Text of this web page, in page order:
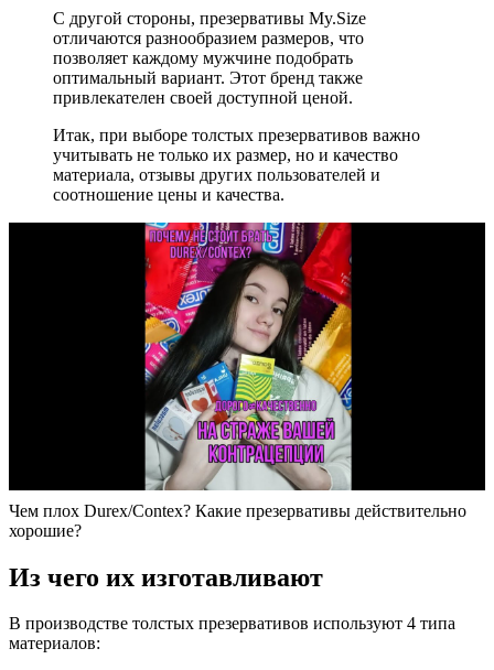
С другой стороны, презервативы My.Size
отличаются разнообразием размеров, что
позволяет каждому мужчине подобрать
оптимальный вариант. Этот бренд также
привлекателен своей доступной ценой.
Итак, при выборе толстых презервативов важно
учитывать не только их размер, но и качество
материала, отзывы других пользователей и
соотношение цены и качества.
Чем плох Durex/Contex? Какие презервативы действительно
хорошие?
Из чего их изготавливают
В производстве толстых презервативов используют 4 типа
материалов: